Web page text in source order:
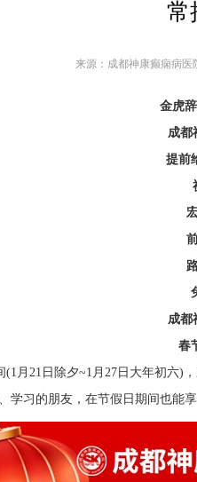
常
来源：成都神康癫痫病医
金虎
成都
提前
成都
春
(1月21日除夕~1月27日大年初六)
学习的朋友，在节假日期间也能